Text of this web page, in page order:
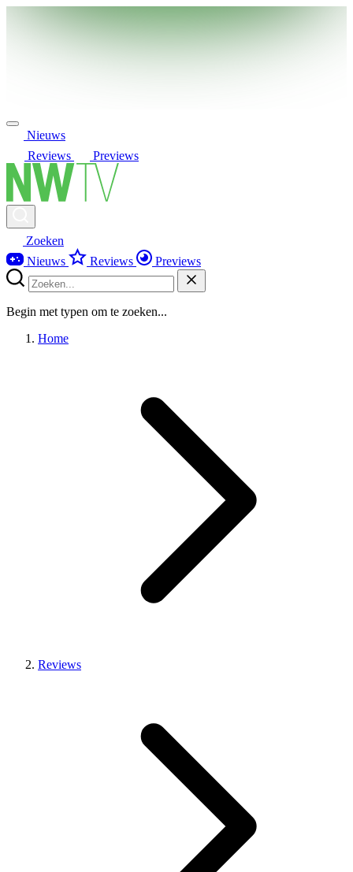
Nieuws
Reviews
Previews
Zoeken
Nieuws
Reviews Previews
Begin met typen om te zoeken...
Home
Reviews